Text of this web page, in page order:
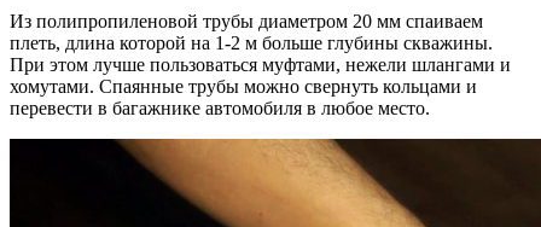
Из полипропиленовой трубы диаметром 20 мм спаиваем
плеть, длина которой на 1-2 м больше глубины скважины.
При этом лучше пользоваться муфтами, нежели шлангами и
хомутами. Спаянные трубы можно свернуть кольцами и
перевести в багажнике автомобиля в любое место.